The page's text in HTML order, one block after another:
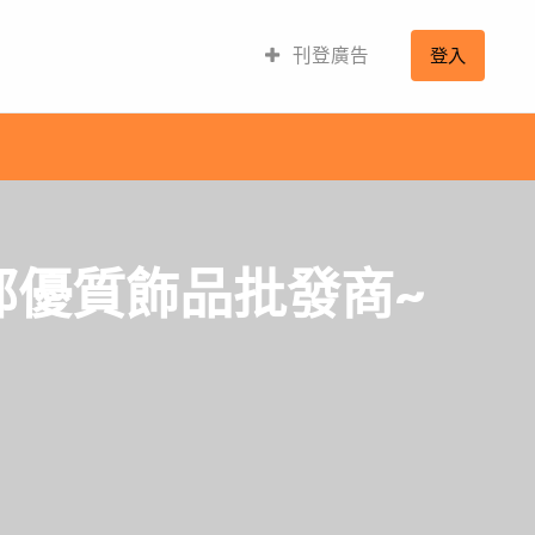
刊登廣告 登入
質飾品批發商~